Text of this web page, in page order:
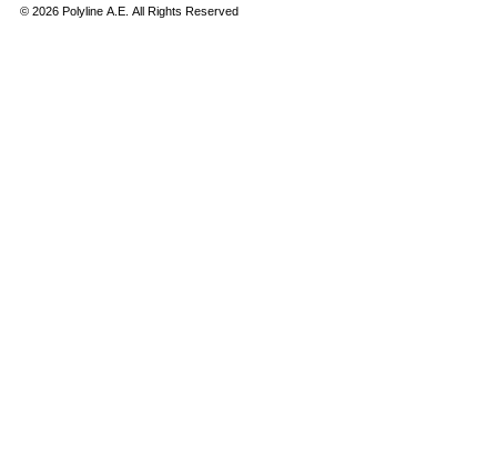
© 2026 Polyline Α.Ε. All Rights Reserved